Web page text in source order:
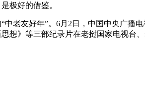
极好的借鉴。
友好年”。6月2日，中国中央广播
想》等三部纪录片在老挝国家电视台